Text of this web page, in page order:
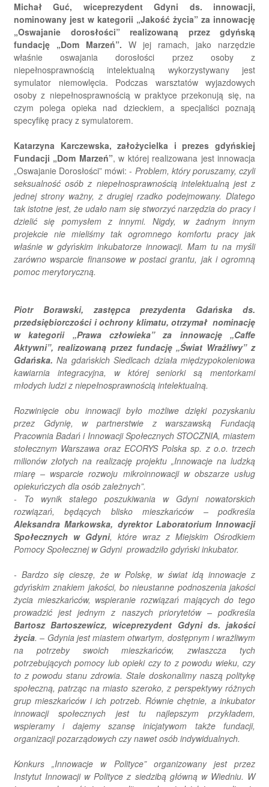
Michał Guć, wiceprezydent Gdyni ds. innowacji,
nominowany jest w kategorii „Jakość życia” za innowację
„Oswajanie dorosłości” realizowaną przez gdyńską
fundację „Dom Marzeń”. W jej ramach, jako narzędzie
właśnie oswajania dorosłości przez osoby z
niepełnosprawnością intelektualną wykorzystywany jest
symulator niemowlęcia. Podczas warsztatów wyjazdowych
osoby z niepełnosprawnością w praktyce przekonują się, na
czym polega opieka nad dzieckiem, a specjaliści poznają
specyfikę pracy z symulatorem.
Katarzyna Karczewska, założycielka i prezes gdyńskiej
Fundacji „Dom Marzeń”, w której realizowana jest innowacja
„Oswajanie Dorosłości” mówi: - Problem, który poruszamy, czyli
seksualność osób z niepełnosprawnością intelektualną jest z
jednej strony ważny, z drugiej rzadko podejmowany. Dlatego
tak istotne jest, że udało nam się stworzyć narzędzia do pracy i
dzielić się pomysłem z innymi. Nigdy, w żadnym innym
projekcie nie mieliśmy tak ogromnego komfortu pracy jak
właśnie w gdyńskim inkubatorze innowacji. Mam tu na myśli
zarówno wsparcie finansowe w postaci grantu, jak i ogromną
pomoc merytoryczną.
Piotr Borawski, zastępca prezydenta Gdańska ds.
przedsiębiorczości i ochrony klimatu, otrzymał nominację
w kategorii „Prawa człowieka” za innowację „Caffe
Aktywni”, realizowaną przez fundację „Świat Wrażliwy” z
Gdańska. Na gdańskich Siedlcach działa międzypokoleniowa
kawiarnia integracyjna, w której seniorki są mentorkami
młodych ludzi z niepełnosprawnością intelektualną.
Rozwinięcie obu innowacji było możliwe dzięki pozyskaniu
przez Gdynię, w partnerstwie z warszawską Fundacją
Pracownia Badań i Innowacji Społecznych STOCZNIA, miastem
stołecznym Warszawa oraz ECORYS Polska sp. z o.o. trzech
milionów złotych na realizację projektu „Innowacje na ludzką
miarę – wsparcie rozwoju mikroinnowacji w obszarze usług
opiekuńczych dla osób zależnych”.
- To wynik stałego poszukiwania w Gdyni nowatorskich
rozwiązań, będących blisko mieszkańców– podkreśla
Aleksandra Markowska, dyrektor Laboratorium Innowacji
Społecznych w Gdyni, które wraz z Miejskim Ośrodkiem
Pomocy Społecznej w Gdyni prowadziło gdyński inkubator.
- Bardzo się cieszę, że w Polskę, w świat idą innowacje z
gdyńskim znakiem jakości, bo nieustanne podnoszenia jakości
życia mieszkańców, wspieranie rozwiązań mających do tego
prowadzić jest jednym z naszych priorytetów– podkreśla
Bartosz Bartoszewicz, wiceprezydent Gdyni ds. jakości
życia. – Gdynia jest miastem otwartym, dostępnym i wrażliwym
na potrzeby swoich mieszkańców, zwłaszcza tych
potrzebujących pomocy lub opieki czy to z powodu wieku, czy
to z powodu stanu zdrowia. Stale doskonalimy naszą politykę
społeczną, patrząc na miasto szeroko, z perspektywy różnych
grup mieszkańców i ich potrzeb. Równie chętnie, a inkubator
innowacji społecznych jest tu najlepszym przykładem,
wspieramy i dajemy szansę inicjatywom także fundacji,
organizacji pozarządowych czy nawet osób indywidualnych.
Konkurs „Innowacje w Polityce” organizowany jest przez
Instytut Innowacji w Polityce z siedzibą główną w Wiedniu. W